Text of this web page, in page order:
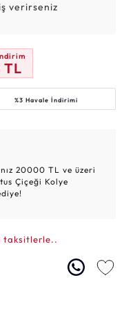
verirseniz
TL
%3 Havale İndirimi
20000 TL ve üzeri
Çiçeği Kolye
taksitlerle..